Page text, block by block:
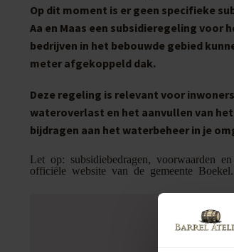
Op dit moment is er geen specifieke
Aa en Maas een subsidieregeling voor
bedrijven in het bebouwde gebied
meter afgekoppeld dak.
Deze regeling is relevant voor
wateroverlast en het aanvullen van
bijdragen aan het waterbeheer in je
Let op: subsidiebedragen, voorwaarden
officiële website van de gemeente Boekel.